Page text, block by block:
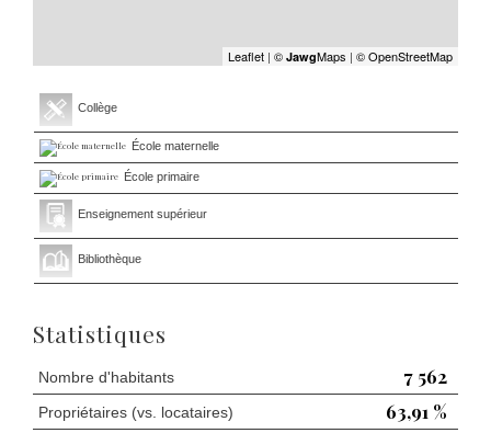
Leaflet | © JawgMaps | © OpenStreetMap
Collège
École maternelle
École primaire
Enseignement supérieur
Bibliothèque
Statistiques
Nombre d'habitants 7 562
Propriétaires (vs. locataires) 63,91 %